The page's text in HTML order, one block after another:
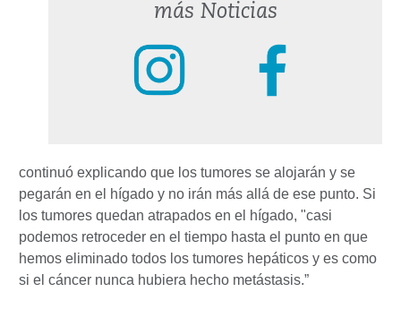
más Noticias
continuó explicando que los tumores se alojarán y se
pegarán en el hígado y no irán más allá de ese punto. Si
los tumores quedan atrapados en el hígado, "casi
podemos retroceder en el tiempo hasta el punto en que
hemos eliminado todos los tumores hepáticos y es como
si el cáncer nunca hubiera hecho metástasis.”